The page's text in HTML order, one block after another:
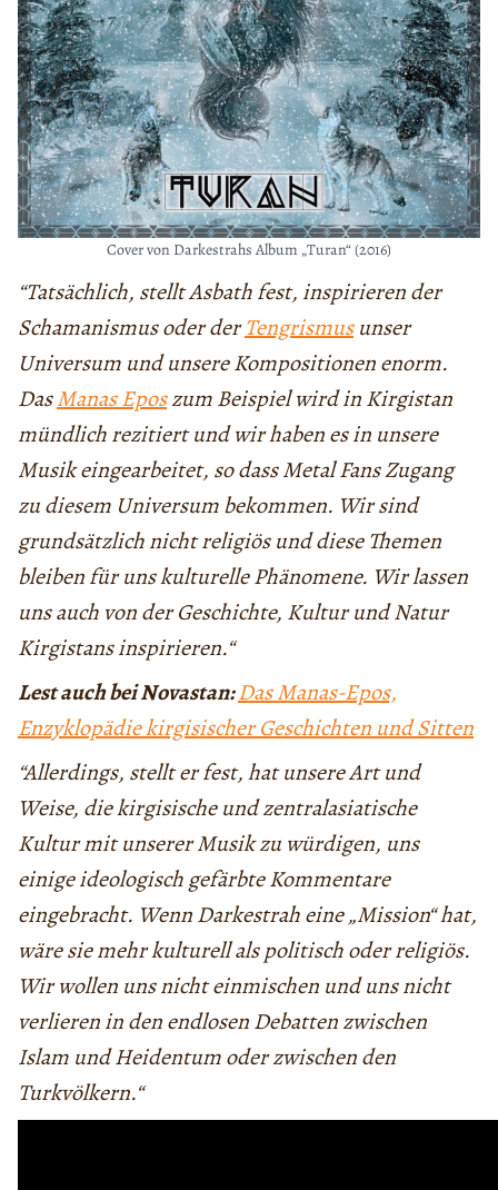
Cover von Darkestrahs Album „Turan“ (2016)
“Tatsächlich, stellt Asbath fest, inspirieren der
Schamanismus oder derTengrismusunser
Universum und unsere Kompositionen enorm.
DasManas Eposzum Beispiel wird in Kirgistan
mündlich rezitiert und wir haben es in unsere
Musik eingearbeitet, so dass Metal Fans Zugang
zu diesem Universum bekommen. Wir sind
grundsätzlich nicht religiös und diese Themen
bleiben für uns kulturelle Phänomene. Wir lassen
uns auch von der Geschichte, Kultur und Natur
Kirgistans inspirieren.“
Lest auch bei Novastan:Das Manas-Epos,
Enzyklopädie kirgisischer Geschichten und Sitten
“Allerdings, stellt er fest, hat unsere Art und
Weise, die kirgisische und zentralasiatische
Kultur mit unserer Musik zu würdigen, uns
einige ideologisch gefärbte Kommentare
eingebracht. Wenn Darkestrah eine „Mission“ hat,
wäre sie mehr kulturell als politisch oder religiös.
Wir wollen uns nicht einmischen und uns nicht
verlieren in den endlosen Debatten zwischen
Islam und Heidentum oder zwischen den
Turkvölkern.“